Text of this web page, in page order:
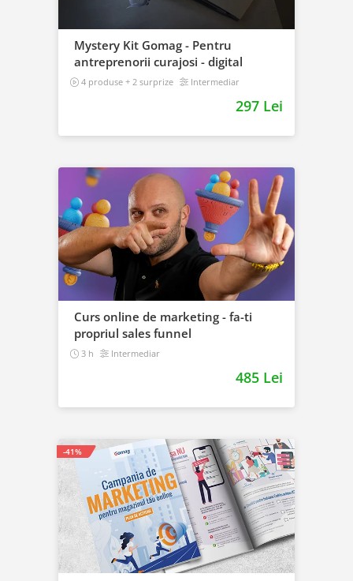
Mystery Kit Gomag - Pentru
antreprenorii curajosi - digital
4 produse + 2 surprize Intermediar
297 Lei
Curs online de marketing - fa-ti
propriul sales funnel
3 h Intermediar
485 Lei
-41%